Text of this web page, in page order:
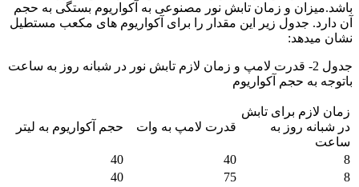
باشد.میزان و زمان تابش نور مصنوعی به آکواریوم بستگی به حجم
آن دارد. جدول زیر این مقدار را برای آکواریوم های مکعب مستطیل
نشان میدهد:
جدول 2- قدرت لامپ و زمان لازم تابش نور در شبانه روز به ساعت
باتوجه به حجم آکواریوم
زمان لازم برای تابش
در شبانه روز به
ساعت
قدرت لامپ به وات حجم آکواریوم به لیتر
8
40
40
8
75
40